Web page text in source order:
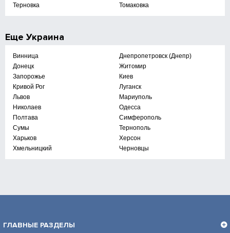
Терновка
Томаковка
ЕщеУкраина
Винница
Днепропетровск (Днепр)
Донецк
Житомир
Запорожье
Киев
Кривой Рог
Луганск
Львов
Мариуполь
Николаев
Одесса
Полтава
Симферополь
Сумы
Тернополь
Харьков
Херсон
Хмельницкий
Черновцы
ГЛАВНЫЕ РАЗДЕЛЫ